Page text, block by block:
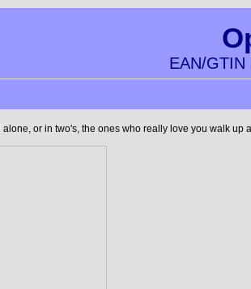
EAN/GTIN
alone, or in two's, the ones who really love you walk